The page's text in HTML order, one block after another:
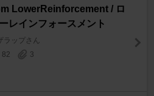
LowerReinforcement / ロ
レインフォースメント
ラップさん
82
3